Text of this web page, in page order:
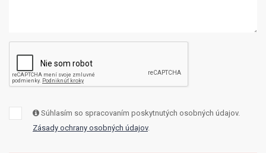
Súhlasím so spracovaním poskytnutých osobných údajov.
Zásady ochrany osobných údajov.